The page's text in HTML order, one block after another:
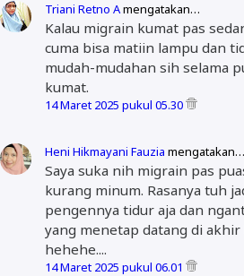
Triani Retno Amengatakan…
Kalau migrain kumat pas
cuma bisa matiin lampu dan
mudah-mudahan sih selama
kumat.
14 Maret 2025 pukul 05.30
Heni Hikmayani Fauzia mengatakan…
Saya suka nih migrain pas
kurang minum. Rasanya tuh
pengennya tidur aja dan
yang menetap datang di akhir
hehehe....
14 Maret 2025 pukul 06.01